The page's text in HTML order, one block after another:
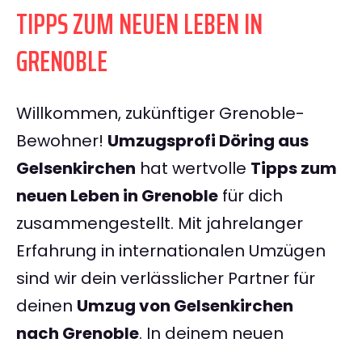
TIPPS ZUM NEUEN LEBEN IN
GRENOBLE
Willkommen, zukünftiger Grenoble-
Bewohner! Umzugsprofi Döring aus
Gelsenkirchen hat wertvolle Tipps zum
neuen Leben in Grenoble für dich
zusammengestellt. Mit jahrelanger
Erfahrung in internationalen Umzügen
sind wir dein verlässlicher Partner für
deinen Umzug von Gelsenkirchen
nach Grenoble. In deinem neuen